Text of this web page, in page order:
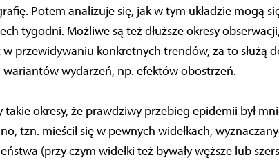
Potem analizuje się, jak w tym układzie mogą
tygodni. Możliwe są też dłuższe okresy
w przewidywaniu konkretnych trendów, za to służą
wydarzeń, np. efektów obostrzeń.
takie okresy, że prawdziwy przebieg epidemii był
tzn. mieścił się w pewnych widełkach,
(przy czym widełki też bywały węższe lub